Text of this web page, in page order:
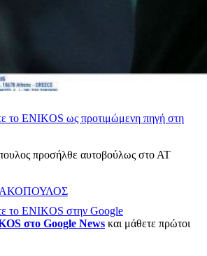
το ENIKOS ως προτιμώμενη πηγή στη
προσήλθε αυτοβούλως στο ΑΤ
το ENIKOS στην Google
στο Google News και μάθετε πρώτοι